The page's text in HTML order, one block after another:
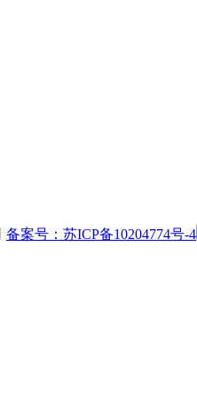
备案号：苏ICP备10204774号-4